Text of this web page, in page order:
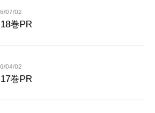
07/02
巻PR
04/02
巻PR